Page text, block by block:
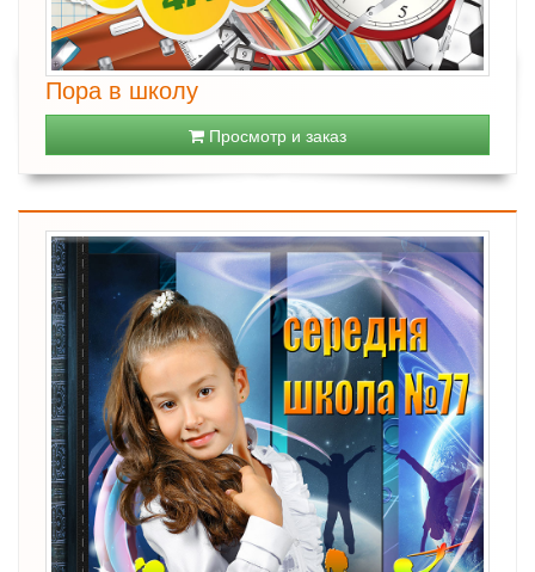
Пора в школу
Просмотр и заказ